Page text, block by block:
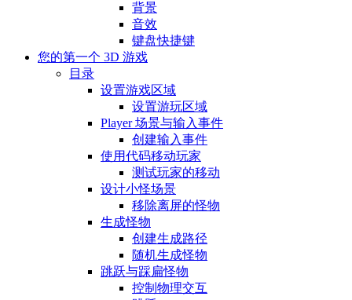
背景
音效
键盘快捷键
您的第一个 3D 游戏
目录
设置游戏区域
设置游玩区域
Player 场景与输入事件
创建输入事件
使用代码移动玩家
测试玩家的移动
设计小怪场景
移除离屏的怪物
生成怪物
创建生成路径
随机生成怪物
跳跃与踩扁怪物
控制物理交互